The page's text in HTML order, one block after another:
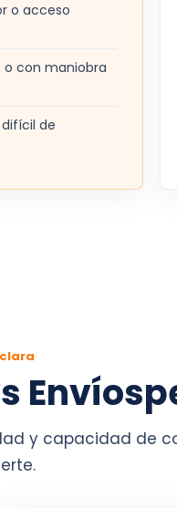
o acceso
o con maniobra
de
y capacidad de